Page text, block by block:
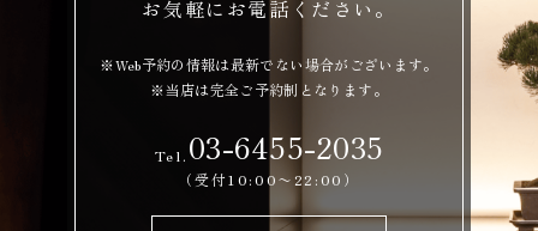
お気軽にお電話ください。
※Web予約の情報は最新でない場合がございます。
※当店は完全ご予約制となります。
Tel. 03-6455-2035
（受付10:00〜22:00）